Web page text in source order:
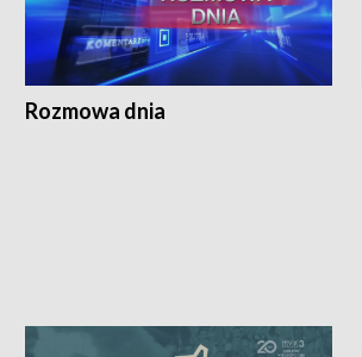
Rozmowa dnia